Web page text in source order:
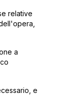
relative
a
e